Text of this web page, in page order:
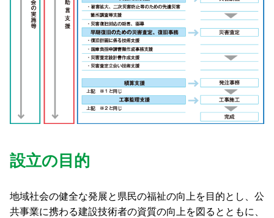
設立の目的
地域社会の健全な発展と県民の福祉の向上を目的とし、公
共事業に携わる建設技術者の資質の向上を図るとともに、